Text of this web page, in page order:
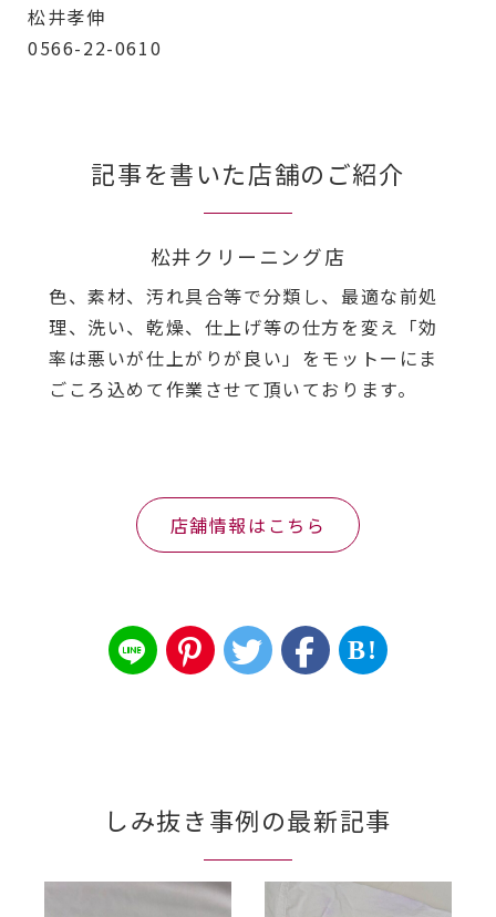
松井孝伸
0566-22-0610
記事を書いた店舗のご紹介
松井クリーニング店
色、素材、汚れ具合等で分類し、最適な前処
理、洗い、乾燥、仕上げ等の仕方を変え「効
率は悪いが仕上がりが良い」をモットーにま
ごころ込めて作業させて頂いております。
店舗情報はこちら
B!
しみ抜き事例の最新記事